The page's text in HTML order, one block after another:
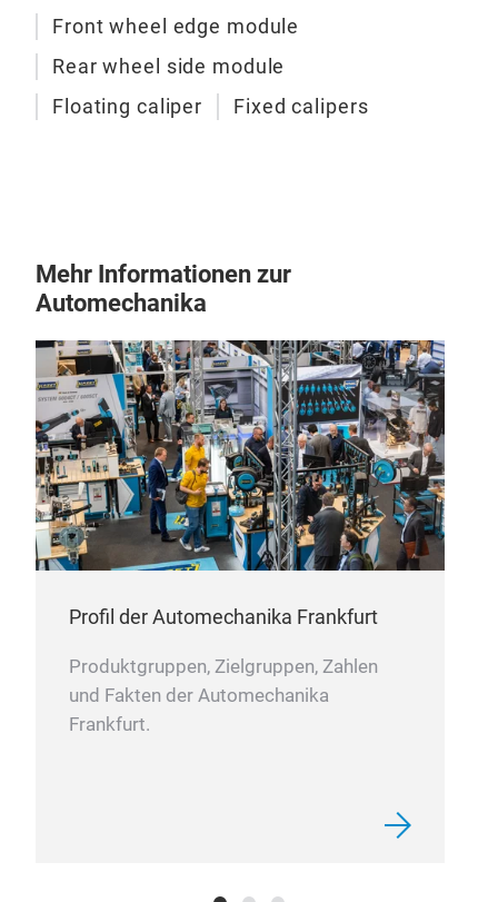
Front wheel edge module
Rear wheel side module
Floating caliper
Fixed calipers
Mehr Informationen zur
Automechanika
Profil der Automechanika Frankfurt
Produktgruppen, Zielgruppen, Zahlen
und Fakten der Automechanika
Frankfurt.